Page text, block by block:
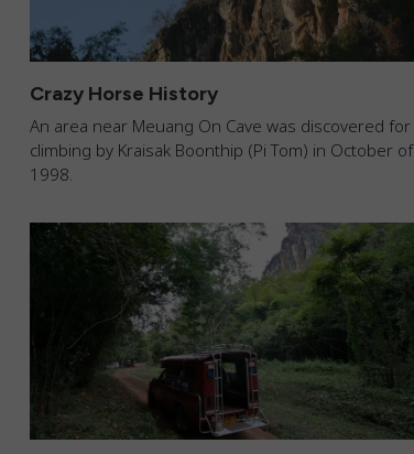
Crazy Horse History
An area near Meuang On Cave was discovered for
climbing by Kraisak Boonthip (Pi Tom) in October of
1998.